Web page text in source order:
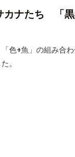
カナたち 「
色+魚」の組み合
。